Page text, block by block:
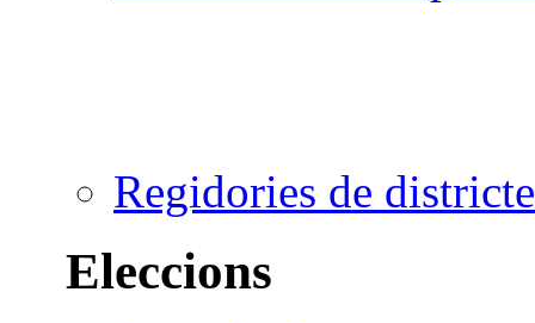
Regidories de districte
Eleccions